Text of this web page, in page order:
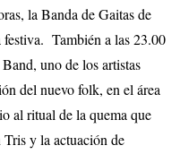
la Banda de Gaitas de
festiva. También a las 23.00
uno de los artistas
del nuevo folk, en el área
al ritual de la quema que
y la actuación de